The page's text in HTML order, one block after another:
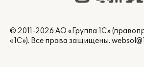
© 2011-2026 АО «Группа 1С»
«1С»). Все права защищены.